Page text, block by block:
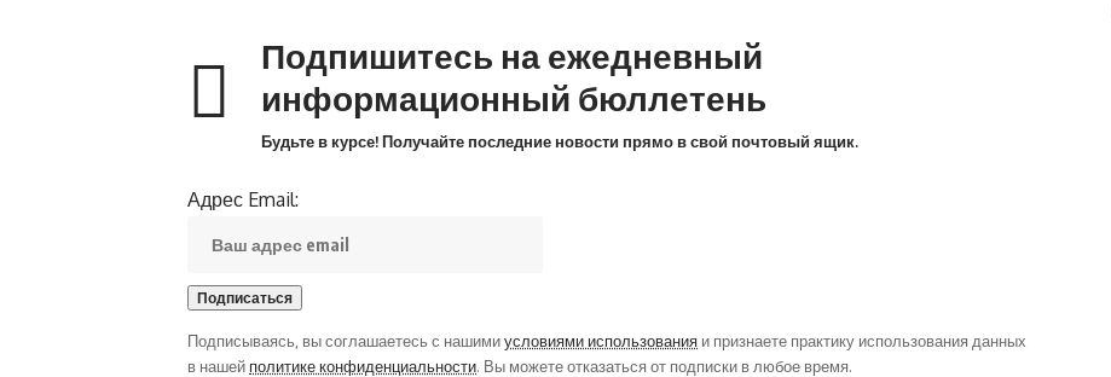
Подпишитесь на ежедневный
информационный бюллетень
Будьте в курсе! Получайте последние новости прямо в свой почтовый ящик.
Адрес Email:
Подписываясь, вы соглашаетесь с нашимиусловиями использования и признаете практику использования данных
в нашей политике конфиденциальности. Вы можете отказаться от подписки в любое время.